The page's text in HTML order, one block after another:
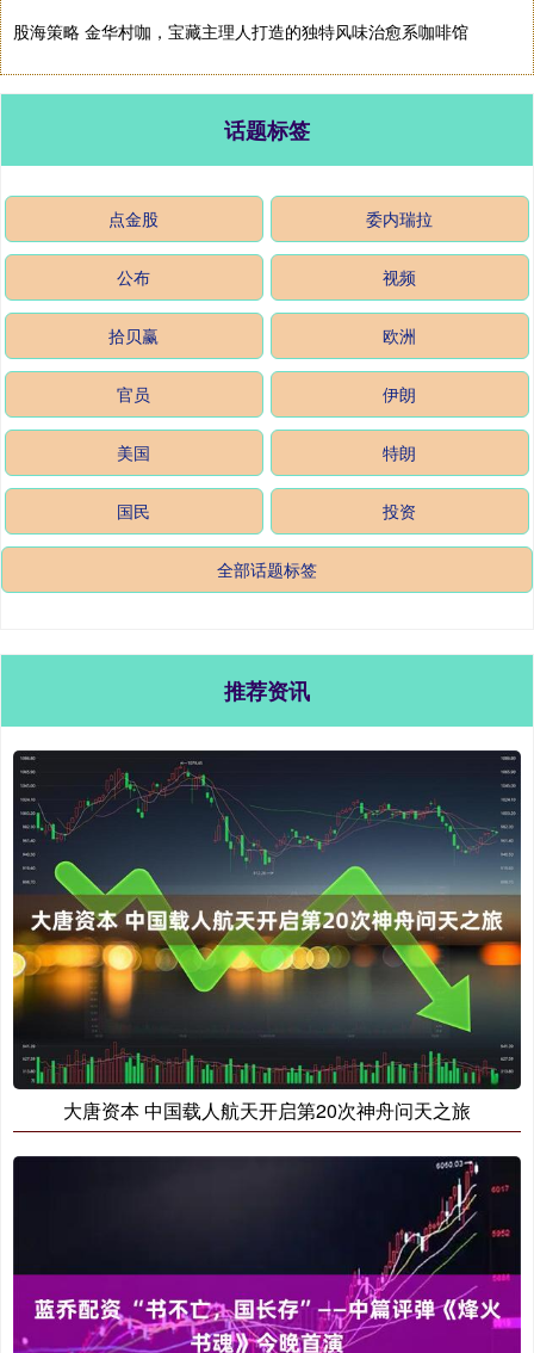
股海策略 金华村咖，宝藏主理人打造的独特风味治愈系咖啡馆
话题标签
点金股 委内瑞拉
公布 视频
拾贝赢 欧洲
官员 伊朗
美国 特朗
国民 投资
全部话题标签
推荐资讯
大唐资本 中国载人航天开启第20次神舟问天之旅